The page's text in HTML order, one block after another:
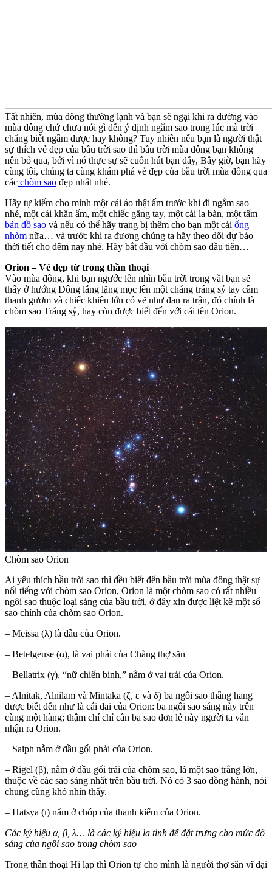
Tất nhiên, mùa đông thường lạnh và bạn sẽ ngại khi ra đường vào
mùa đông chứ chưa nói gì đến ý định ngắm sao trong lúc mà trời
chẳng biết ngắm được hay không? Tuy nhiên nếu bạn là người thật
sự thích vẻ đẹp của bầu trời sao thì bầu trời mùa đông bạn không
nên bỏ qua, bởi vì nó thực sự sẽ cuốn hút bạn đấy, Bây giờ, bạn hãy
cùng tôi, chúng ta cùng khám phá vẻ đẹp của bầu trời mùa đông qua
các chòm sao đẹp nhất nhé.
Hãy tự kiếm cho mình một cái áo thật ấm trước khi đi ngắm sao
nhé, một cái khăn ấm, một chiếc găng tay, một cái la bàn, một tấm
bản đồ sao và nếu có thể hãy trang bị thêm cho bạn một cái ống
nhòm nữa… và trước khi ra đương chúng ta hãy theo dõi dự báo
thời tiết cho đêm nay nhé. Hãy bắt đầu với chòm sao đầu tiên…
Orion – Vẻ đẹp từ trong thần thoại
Vào mùa đông, khi bạn ngước lên nhìn bầu trời trong vắt bạn sẽ
thấy ở hướng Đông lẵng lặng mọc lên một cháng tráng sỷ tay cầm
thanh gươm và chiếc khiên lớn có vẽ như đan ra trận, đó chính là
chòm sao Tráng sỷ, hay còn được biết đến với cái tên Orion.
Chòm sao Orion
Ai yêu thích bầu trời sao thì đều biết đến bầu trời mùa đông thật sự
nổi tiếng với chòm sao Orion, Orion là một chòm sao có rất nhiều
ngôi sao thuộc loại sáng của bầu trời, ở đây xin được liệt kê một số
sao chính của chòm sao Orion.
– Meissa (λ) là đầu của Orion.
– Betelgeuse (α), là vai phải của Chàng thợ săn
– Bellatrix (γ), “nữ chiến binh,” nằm ở vai trái của Orion.
– Alnitak, Alnilam và Mintaka (ζ, ε và δ) ba ngôi sao thẳng hang
được biết đến như là cái đai của Orion: ba ngôi sao sáng này trên
cùng một hàng; thậm chí chỉ cần ba sao đơn lẻ này người ta vẫn
nhận ra Orion.
– Saiph nằm ở đầu gối phải của Orion.
– Rigel (β), nằm ở đầu gối trái của chòm sao, là một sao trắng lớn,
thuộc về các sao sáng nhất trên bầu trời. Nó có 3 sao đồng hành, nói
chung cũng khó nhìn thấy.
– Hatsya (ι) nằm ở chóp của thanh kiếm của Orion.
Các ký hiệu α, β, λ… là các ký hiệu la tinh để đặt trưng cho mức độ
sáng của ngôi sao trong chòm sao
Trong thần thoại Hi lạp thì Orion tự cho mình là người thợ săn vĩ đại